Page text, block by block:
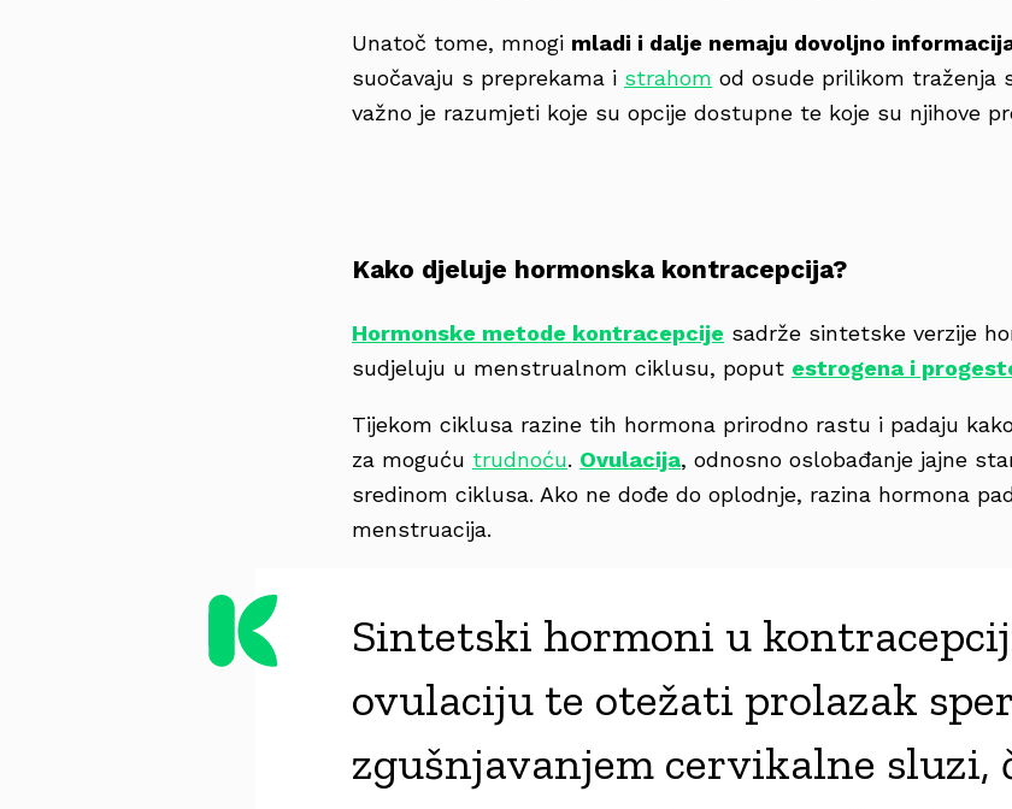
Unatoč tome, mnogi mladi i dalje nemaju dovoljno
suočavaju s preprekama i strahom od osude prilikom traženja
važno je razumjeti koje su opcije dostupne te koje su njihove
Kako djeluje hormonska kontracepcija?
Hormonske metode kontracepcije sadrže sintetske verzije
sudjeluju u menstrualnom ciklusu, poput estrogena i
Tijekom ciklusa razine tih hormona prirodno rastu i padaju
za moguću trudnoću. Ovulacija, odnosno oslobađanje jajne
sredinom ciklusa. Ako ne dođe do oplodnje, razina hormona
menstruacija.
Sintetski hormoni u
ovulaciju te otežati prolazak
zgušnjavanjem cervikalne sluzi,